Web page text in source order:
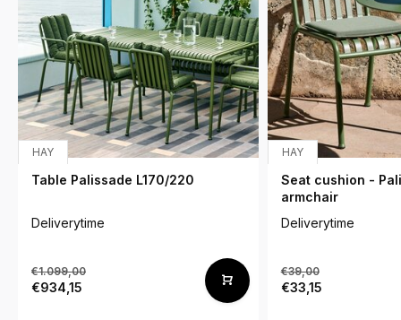
HAY
Table Palissade L170/220
Deliverytime
€1.099,00
€934,15
HAY
Seat cushion -
armchair
Deliverytime
€39,00
€33,15